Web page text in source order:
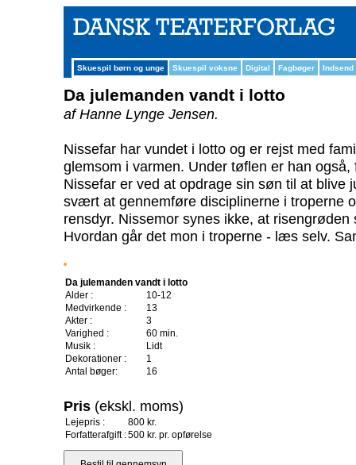
Skuespil børn og unge Skuespil voksne Digital Fagbøger Indsend
Da julemanden vandt i lotto
af Hanne Lynge Jensen.
Nissefar har vundet i lotto og er rejst med
glemsom i varmen. Under tøflen er han
Nissefar er ved at opdrage sin søn til at blive
svært at gennemføre disciplinerne i troperne
rensdyr. Nissemor synes ikke, at risengrøden
Hvordan går det mon i troperne - læs selv.
Da julemanden vandt i lotto
Alder :
10-12
Medvirkende :
13
Akter :
3
Varighed :
60 min.
Musik :
Lidt
Dekorationer :
1
Antal bøger:
16
Pris (ekskl. moms)
Lejepris :
800 kr.
Forfatterafgift :500 kr. pr. opførelse